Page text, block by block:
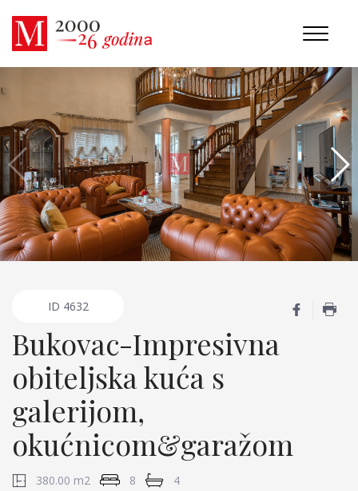
ID 4632
Bukovac-Impresivna
obiteljska kuća s
galerijom,
okućnicom&garažom
380.00 m2 8 4